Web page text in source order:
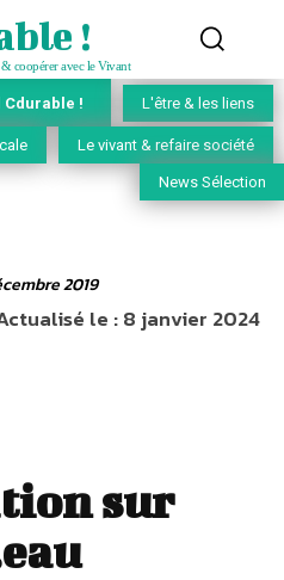
!
coopérer avec le Vivant
Cdurable ! L'être & les liens
Le vivant & refaire société
News Sélection
2019
le :8 janvier 2024
sur